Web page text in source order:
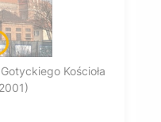
Kościoła
2001)